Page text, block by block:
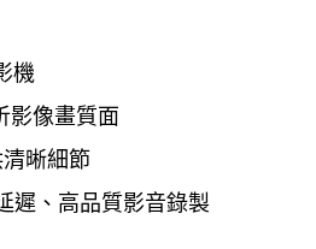
機
影像畫質面
清晰細節
遲、高品質影音錄製